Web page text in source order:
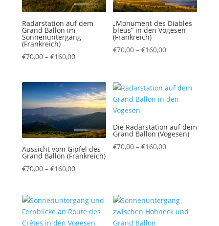
Radarstation auf dem
Grand Ballon im
Sonnenuntergang
(Frankreich)
€70,00 – €160,00Preisspanne:
€160,00
„Monument des Diables
bleus“ in den Vogesen
(Frankreich)
€70,00 –€160,00Preisspanne:
Aussicht vom Gipfel des
Grand Ballon (Frankreich)
€70,00 – €160,00Preisspanne:
€160,00
Die Radarstation auf dem
Grand Ballon (Vogesen)
€70,00 –€160,00Preisspanne: